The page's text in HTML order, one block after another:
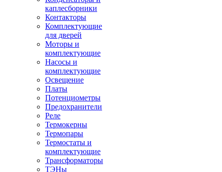
каплесборники
Контакторы
Комплектующие
для дверей
Моторы и
комплектующие
Насосы и
комплектующие
Освещение
Платы
Потенциометры
Предохранители
Реле
Термокерны
Термопары
Термостаты и
комплектующие
Трансформаторы
ТЭНы